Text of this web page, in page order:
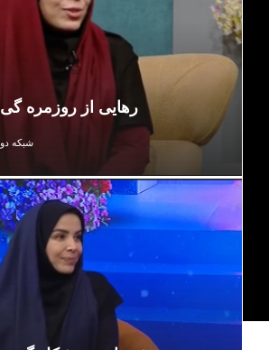
رهایی از روزمره گی
شبکه دو